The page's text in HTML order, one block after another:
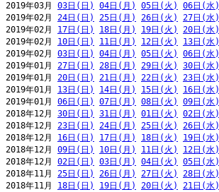
2019年03月 03日(日) 04日(月) 05日(火) 06日(水)
2019年02月 24日(日) 25日(月) 26日(火) 27日(水)
2019年02月 17日(日) 18日(月) 19日(火) 20日(水)
2019年02月 10日(日) 11日(月) 12日(火) 13日(水)
2019年02月 03日(日) 04日(月) 05日(火) 06日(水)
2019年01月 27日(日) 28日(月) 29日(火) 30日(水)
2019年01月 20日(日) 21日(月) 22日(火) 23日(水)
2019年01月 13日(日) 14日(月) 15日(火) 16日(水)
2019年01月 06日(日) 07日(月) 08日(火) 09日(水)
2018年12月 30日(日) 31日(月) 01日(火) 02日(水)
2018年12月 23日(日) 24日(月) 25日(火) 26日(水)
2018年12月 16日(日) 17日(月) 18日(火) 19日(水)
2018年12月 09日(日) 10日(月) 11日(火) 12日(水)
2018年12月 02日(日) 03日(月) 04日(火) 05日(水)
2018年11月 25日(日) 26日(月) 27日(火) 28日(水)
2018年11月 18日(日) 19日(月) 20日(火) 21日(水)